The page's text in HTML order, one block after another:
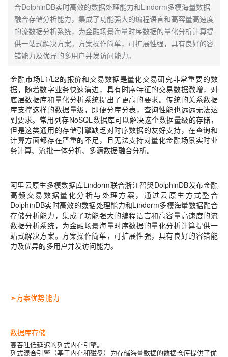
合DolphinDB实时高效的数据处理能力和Lindorm多模海量数据
融合存储分析能力，集成了功能强大的编程语言和高容量高速度
的流数据分析系统，为金融场景海量时序数据的量化分析计算提
供一站式解决方案。方案操作简单，可扩展性强，具有良好的容
错能力及优异的多用户并发访问能力。
金融市场L1/L2的报价和交易数据是量化交易研究非常重要的数
据，随着数字业务快速演进，具有时序特征的交易数据激增，对
底层数据库和量化分析系统提出了更高的要求。传统的关系数据
库支撑这样的数据量级，即便分库分表，查询性能也远远无法达
到要求。常用列存NoSQL数据库可以解决这个数据量级的存储，
但是这类通用的存储引擎缺乏对时序数据的友好支持，在查询和
计算方面都存在严重的不足，且无法支持对量化金融场景实时业
务计算、流批一体分析、多源数据融合分析。
阿里云原生多模数据库Lindorm联合浙江智臾DolphinDB发布金融
高频交易数据量化分析与处理方案，通过云原生方式整合
DolphinDB实时高效的数据处理能力和Lindorm多模海量数据融合
存储分析能力，集成了功能强大的编程语言和高容量高速度的流
数据分析系统，为金融场景海量时序数据的量化分析计算提供一
站式解决方案。方案操作简单，可扩展性强，具有良好的容错能
力及优异的多用户并发访问能力。
➣方案优势能力
数据库存储
高吞吐低延迟的列式内存引擎。
列式混合引擎（基于内存和磁盘）为存储海量数据的数据仓库提供了优